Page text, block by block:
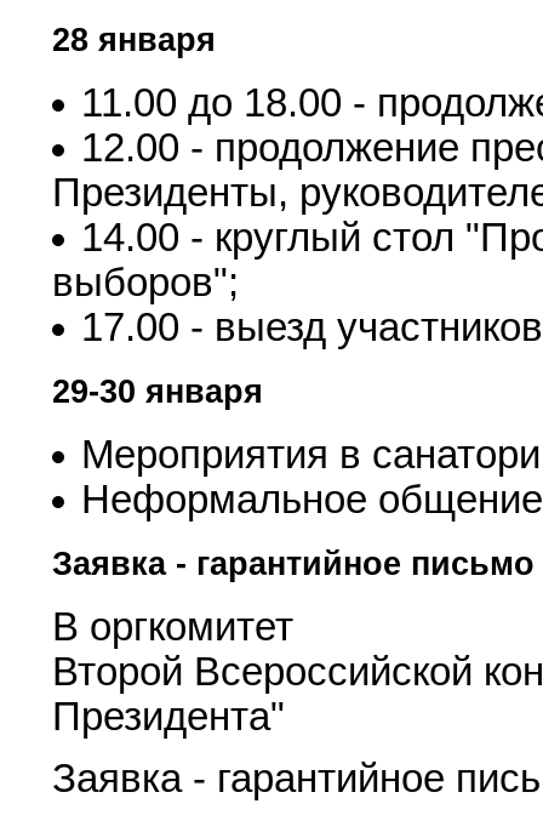
28 января
11.00 до 18.00 -
12.00 - продолжение
Президенты,
14.00 - круглый стол
выборов";
17.00 - выезд
29-30 января
Мероприятия в
Неформальное
Заявка - гарантийное письмо
В оргкомитет
Второй Всероссийской
Президента"
Заявка - гарантийное